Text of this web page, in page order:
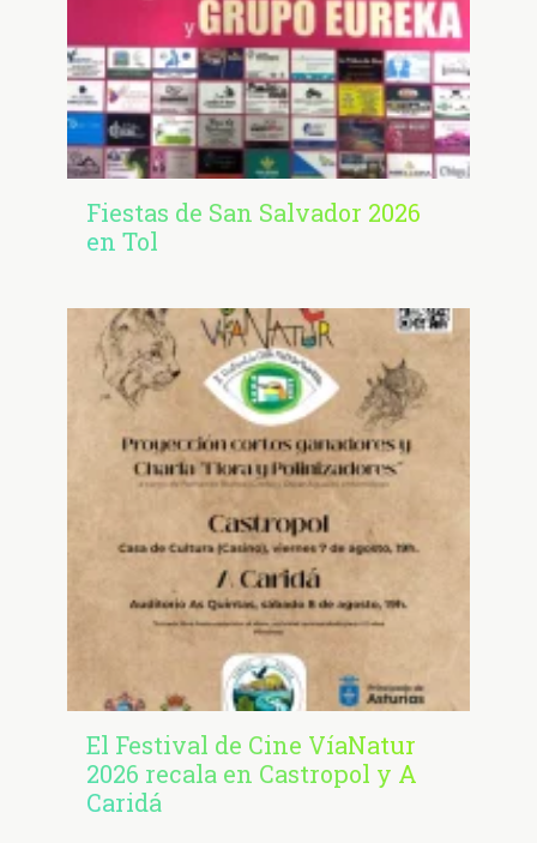
Fiestas de San Salvador 2026
en Tol
El Festival de Cine VíaNatur
2026 recala en Castropol y A
Caridá